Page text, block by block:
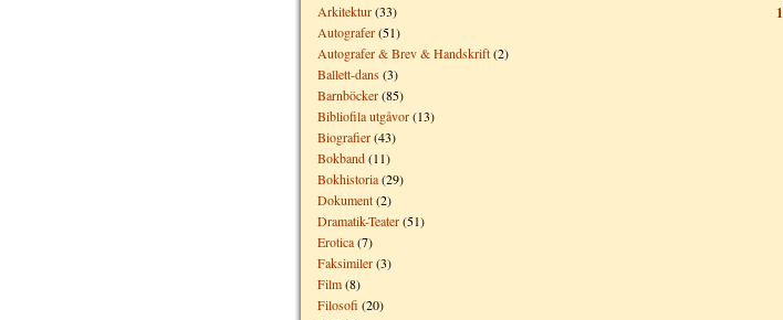
Arkitektur(33)
Autografer(51)
Autografer & Brev & Handskrift(2)
Ballett-dans (3)
Barnböcker(85)
Bibliofila utgåvor(13)
Biografier(43)
Bokband(11)
Bokhistoria(29)
Dokument(2)
Dramatik-Teater(51)
Erotica(7)
Faksimiler(3)
Film(8)
Filosofi (20)